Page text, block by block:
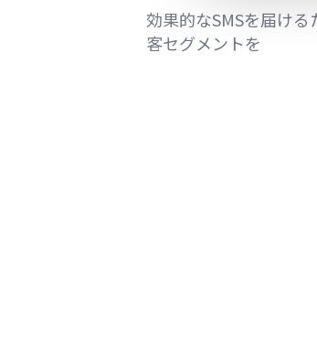
効果的なSMSを届ける
客セグメントを